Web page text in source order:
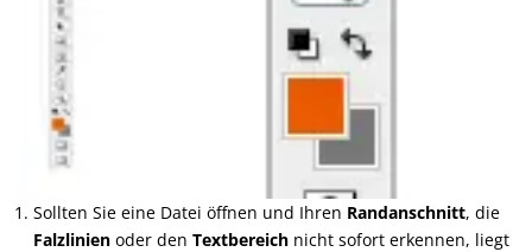
Sollten Sie eine Datei öffnen und Ihren Randanschnitt, die
Falzlinien oder den Textbereich nicht sofort erkennen, liegt